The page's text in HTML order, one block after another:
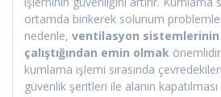
ortamda birikerek solunum
nedenle, ventilasyon sistemlerinin
çalıştığından emin olmak
kumlama işlemi sırasında
güvenlik şeritleri ile alanın